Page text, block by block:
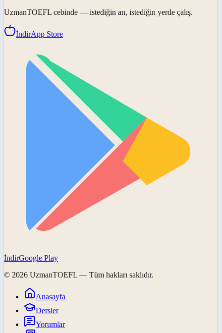
UzmanTOEFL cebinde — istediğin an, istediğin yerde çalış.
İndirApp Store
İndirGoogle Play
© 2026 UzmanTOEFL — Tüm hakları saklıdır.
Anasayfa
Dersler
Yorumlar